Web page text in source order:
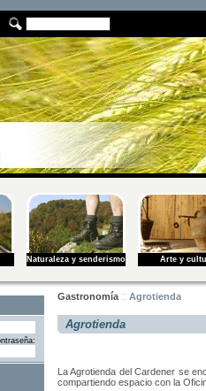
Naturaleza y senderismo Arte y
Gastronomía :: Agrotienda
Agrotienda
La Agrotienda del Cardener se
compartiendo espacio con la